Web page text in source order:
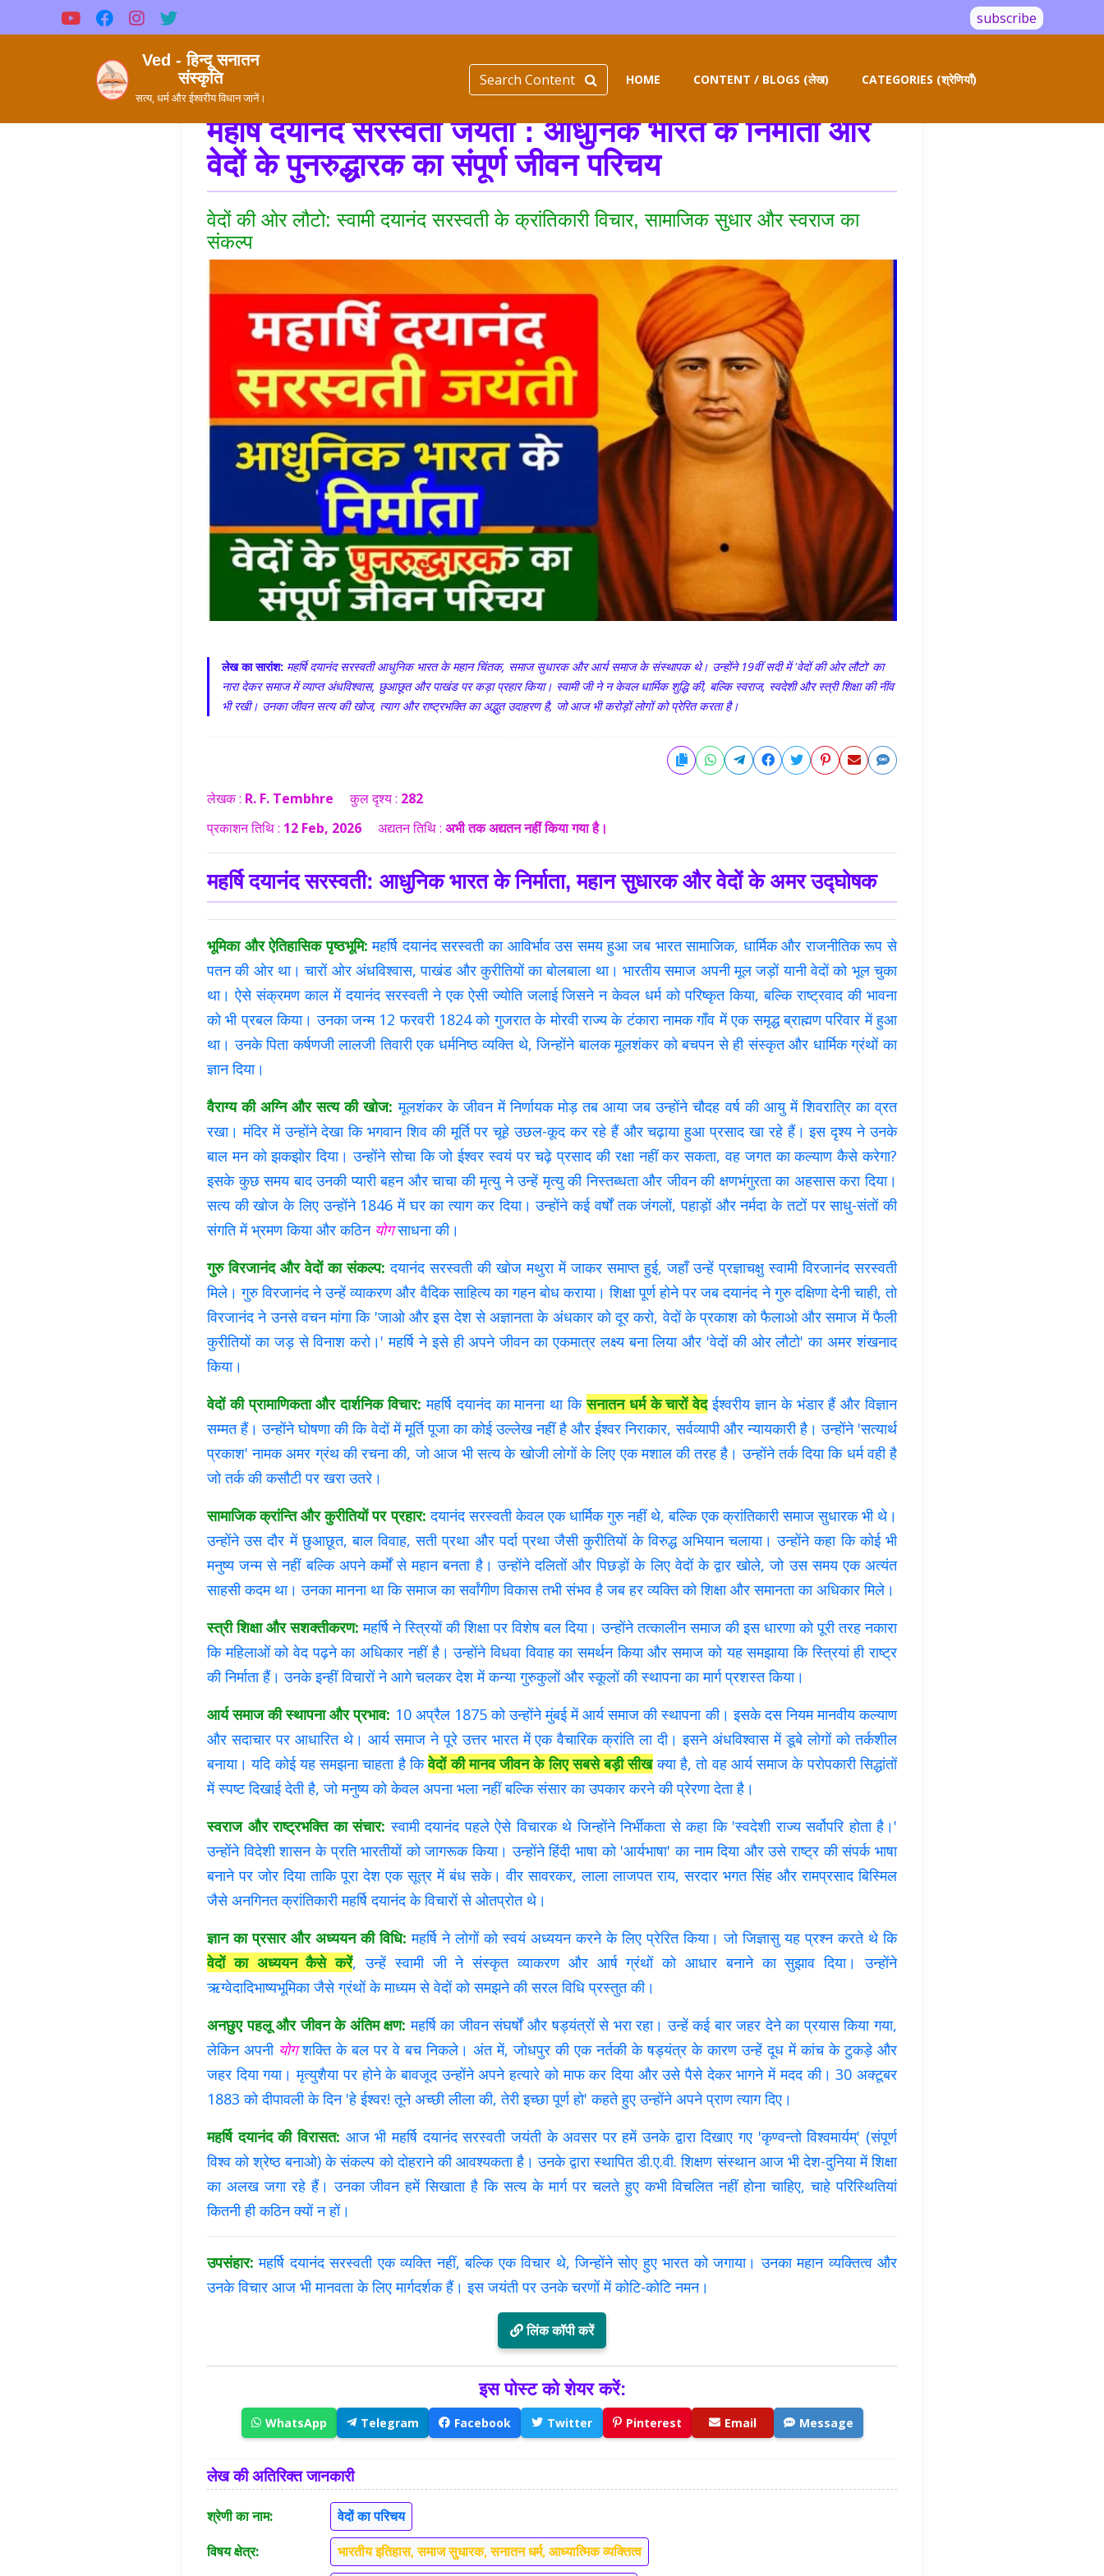
subscribe
Ved - हिन्दू सनातन
संस्कृति
सत्य, धर्म और ईश्वरीय विधान जानें।
Search Content HOME CONTENT / BLOGS (लेख) CATEGORIES (श्रेणियाँ)
महर्षि दयानंद सरस्वती जयंती : आधुनिक भारत के निर्माता और
वेदों के पुनरुद्धारक का संपूर्ण जीवन परिचय
वेदों की ओर लौटो: स्वामी दयानंद सरस्वती के क्रांतिकारी विचार, सामाजिक सुधार और स्वराज का
संकल्प
लेख का सारांश: महर्षि दयानंद सरस्वती आधुनिक भारत के महान चिंतक, समाज सुधारक और आर्य समाज के संस्थापक थे। उन्होंने 19वीं सदी में 'वेदों की ओर लौटो' का
नारा देकर समाज में व्याप्त अंधविश्वास, छुआछूत और पाखंड पर कड़ा प्रहार किया। स्वामी जी ने न केवल धार्मिक शुद्धि की, बल्कि स्वराज, स्वदेशी और स्त्री शिक्षा की नींव
भी रखी। उनका जीवन सत्य की खोज, त्याग और राष्ट्रभक्ति का अद्भुत उदाहरण है, जो आज भी करोड़ों लोगों को प्रेरित करता है।
लेखक : R. F. Tembhre कुल दृश्य : 282
प्रकाशन तिथि : 12 Feb, 2026 अद्यतन तिथि : अभी तक अद्यतन नहीं किया गया है।
महर्षि दयानंद सरस्वती: आधुनिक भारत के निर्माता, महान सुधारक और वेदों के अमर उद्घोषक
भूमिका और ऐतिहासिक पृष्ठभूमि: महर्षि दयानंद सरस्वती का आविर्भाव उस समय हुआ जब भारत सामाजिक, धार्मिक और राजनीतिक रूप से
पतन की ओर था। चारों ओर अंधविश्वास, पाखंड और कुरीतियों का बोलबाला था। भारतीय समाज अपनी मूल जड़ों यानी वेदों को भूल चुका
था। ऐसे संक्रमण काल में दयानंद सरस्वती ने एक ऐसी ज्योति जलाई जिसने न केवल धर्म को परिष्कृत किया, बल्कि राष्ट्रवाद की भावना
को भी प्रबल किया। उनका जन्म 12 फरवरी 1824 को गुजरात के मोरवी राज्य के टंकारा नामक गाँव में एक समृद्ध ब्राह्मण परिवार में हुआ
था। उनके पिता कर्षणजी लालजी तिवारी एक धर्मनिष्ठ व्यक्ति थे, जिन्होंने बालक मूलशंकर को बचपन से ही संस्कृत और धार्मिक ग्रंथों का
ज्ञान दिया।
वैराग्य की अग्नि और सत्य की खोज: मूलशंकर के जीवन में निर्णायक मोड़ तब आया जब उन्होंने चौदह वर्ष की आयु में शिवरात्रि का व्रत
रखा। मंदिर में उन्होंने देखा कि भगवान शिव की मूर्ति पर चूहे उछल-कूद कर रहे हैं और चढ़ाया हुआ प्रसाद खा रहे हैं। इस दृश्य ने उनके
बाल मन को झकझोर दिया। उन्होंने सोचा कि जो ईश्वर स्वयं पर चढ़े प्रसाद की रक्षा नहीं कर सकता, वह जगत का कल्याण कैसे करेगा?
इसके कुछ समय बाद उनकी प्यारी बहन और चाचा की मृत्यु ने उन्हें मृत्यु की निस्तब्धता और जीवन की क्षणभंगुरता का अहसास करा दिया।
सत्य की खोज के लिए उन्होंने 1846 में घर का त्याग कर दिया। उन्होंने कई वर्षों तक जंगलों, पहाड़ों और नर्मदा के तटों पर साधु-संतों की
संगति में भ्रमण किया और कठिन योगसाधना की।
गुरु विरजानंद और वेदों का संकल्प: दयानंद सरस्वती की खोज मथुरा में जाकर समाप्त हुई, जहाँ उन्हें प्रज्ञाचक्षु स्वामी विरजानंद सरस्वती
मिले। गुरु विरजानंद ने उन्हें व्याकरण और वैदिक साहित्य का गहन बोध कराया। शिक्षा पूर्ण होने पर जब दयानंद ने गुरु दक्षिणा देनी चाही, तो
विरजानंद ने उनसे वचन मांगा कि 'जाओ और इस देश से अज्ञानता के अंधकार को दूर करो, वेदों के प्रकाश को फैलाओ और समाज में फैली
कुरीतियों का जड़ से विनाश करो।' महर्षि ने इसे ही अपने जीवन का एकमात्र लक्ष्य बना लिया और 'वेदों की ओर लौटो' का अमर शंखनाद
किया।
वेदों की प्रामाणिकता और दार्शनिक विचार: महर्षि दयानंद का मानना था किसनातन धर्म के चारों वेदईश्वरीय ज्ञान के भंडार हैं और विज्ञान
सम्मत हैं। उन्होंने घोषणा की कि वेदों में मूर्ति पूजा का कोई उल्लेख नहीं है और ईश्वर निराकार, सर्वव्यापी और न्यायकारी है। उन्होंने 'सत्यार्थ
प्रकाश' नामक अमर ग्रंथ की रचना की, जो आज भी सत्य के खोजी लोगों के लिए एक मशाल की तरह है। उन्होंने तर्क दिया कि धर्म वही है
जो तर्क की कसौटी पर खरा उतरे।
सामाजिक क्रांन्ति और कुरीतियों पर प्रहार: दयानंद सरस्वती केवल एक धार्मिक गुरु नहीं थे, बल्कि एक क्रांतिकारी समाज सुधारक भी थे।
उन्होंने उस दौर में छुआछूत, बाल विवाह, सती प्रथा और पर्दा प्रथा जैसी कुरीतियों के विरुद्ध अभियान चलाया। उन्होंने कहा कि कोई भी
मनुष्य जन्म से नहीं बल्कि अपने कर्मों से महान बनता है। उन्होंने दलितों और पिछड़ों के लिए वेदों के द्वार खोले, जो उस समय एक अत्यंत
साहसी कदम था। उनका मानना था कि समाज का सर्वांगीण विकास तभी संभव है जब हर व्यक्ति को शिक्षा और समानता का अधिकार मिले।
स्त्री शिक्षा और सशक्तीकरण: महर्षि ने स्त्रियों की शिक्षा पर विशेष बल दिया। उन्होंने तत्कालीन समाज की इस धारणा को पूरी तरह नकारा
कि महिलाओं को वेद पढ़ने का अधिकार नहीं है। उन्होंने विधवा विवाह का समर्थन किया और समाज को यह समझाया कि स्त्रियां ही राष्ट्र
की निर्माता हैं। उनके इन्हीं विचारों ने आगे चलकर देश में कन्या गुरुकुलों और स्कूलों की स्थापना का मार्ग प्रशस्त किया।
आर्य समाज की स्थापना और प्रभाव: 10 अप्रैल 1875 को उन्होंने मुंबई में आर्य समाज की स्थापना की। इसके दस नियम मानवीय कल्याण
और सदाचार पर आधारित थे। आर्य समाज ने पूरे उत्तर भारत में एक वैचारिक क्रांति ला दी। इसने अंधविश्वास में डूबे लोगों को तर्कशील
बनाया। यदि कोई यह समझना चाहता है किवेदों की मानव जीवन के लिए सबसे बड़ी सीखक्या है, तो वह आर्य समाज के परोपकारी सिद्धांतों
में स्पष्ट दिखाई देती है, जो मनुष्य को केवल अपना भला नहीं बल्कि संसार का उपकार करने की प्रेरणा देता है।
स्वराज और राष्ट्रभक्ति का संचार: स्वामी दयानंद पहले ऐसे विचारक थे जिन्होंने निर्भीकता से कहा कि 'स्वदेशी राज्य सर्वोपरि होता है।'
उन्होंने विदेशी शासन के प्रति भारतीयों को जागरूक किया। उन्होंने हिंदी भाषा को 'आर्यभाषा' का नाम दिया और उसे राष्ट्र की संपर्क भाषा
बनाने पर जोर दिया ताकि पूरा देश एक सूत्र में बंध सके। वीर सावरकर, लाला लाजपत राय, सरदार भगत सिंह और रामप्रसाद बिस्मिल
जैसे अनगिनत क्रांतिकारी महर्षि दयानंद के विचारों से ओतप्रोत थे।
ज्ञान का प्रसार और अध्ययन की विधि: महर्षि ने लोगों को स्वयं अध्ययन करने के लिए प्रेरित किया। जो जिज्ञासु यह प्रश्न करते थे कि
वेदों का अध्ययन कैसे करें, उन्हें स्वामी जी ने संस्कृत व्याकरण और आर्ष ग्रंथों को आधार बनाने का सुझाव दिया। उन्होंने
ऋग्वेदादिभाष्यभूमिका जैसे ग्रंथों के माध्यम से वेदों को समझने की सरल विधि प्रस्तुत की।
अनछुए पहलू और जीवन के अंतिम क्षण: महर्षि का जीवन संघर्षों और षड्यंत्रों से भरा रहा। उन्हें कई बार जहर देने का प्रयास किया गया,
लेकिन अपनी योगशक्ति के बल पर वे बच निकले। अंत में, जोधपुर की एक नर्तकी के षड्यंत्र के कारण उन्हें दूध में कांच के टुकड़े और
जहर दिया गया। मृत्युशैया पर होने के बावजूद उन्होंने अपने हत्यारे को माफ कर दिया और उसे पैसे देकर भागने में मदद की। 30 अक्टूबर
1883 को दीपावली के दिन 'हे ईश्वर! तूने अच्छी लीला की, तेरी इच्छा पूर्ण हो' कहते हुए उन्होंने अपने प्राण त्याग दिए।
महर्षि दयानंद की विरासत: आज भी महर्षि दयानंद सरस्वती जयंती के अवसर पर हमें उनके द्वारा दिखाए गए 'कृण्वन्तो विश्वमार्यम्' (संपूर्ण
विश्व को श्रेष्ठ बनाओ) के संकल्प को दोहराने की आवश्यकता है। उनके द्वारा स्थापित डी.ए.वी. शिक्षण संस्थान आज भी देश-दुनिया में शिक्षा
का अलख जगा रहे हैं। उनका जीवन हमें सिखाता है कि सत्य के मार्ग पर चलते हुए कभी विचलित नहीं होना चाहिए, चाहे परिस्थितियां
कितनी ही कठिन क्यों न हों।
उपसंहार: महर्षि दयानंद सरस्वती एक व्यक्ति नहीं, बल्कि एक विचार थे, जिन्होंने सोए हुए भारत को जगाया। उनका महान व्यक्तित्व और
उनके विचार आज भी मानवता के लिए मार्गदर्शक हैं। इस जयंती पर उनके चरणों में कोटि-कोटि नमन।
लिंक कॉपी करें
इस पोस्ट को शेयर करें:
WhatsApp Telegram Facebook Twitter Pinterest Email Message
लेख की अतिरिक्त जानकारी
श्रेणी का नाम:
वेदों का परिचय
विषय क्षेत्र:
भारतीय इतिहास, समाज सुधारक, सनातन धर्म, आध्यात्मिक व्यक्तित्व